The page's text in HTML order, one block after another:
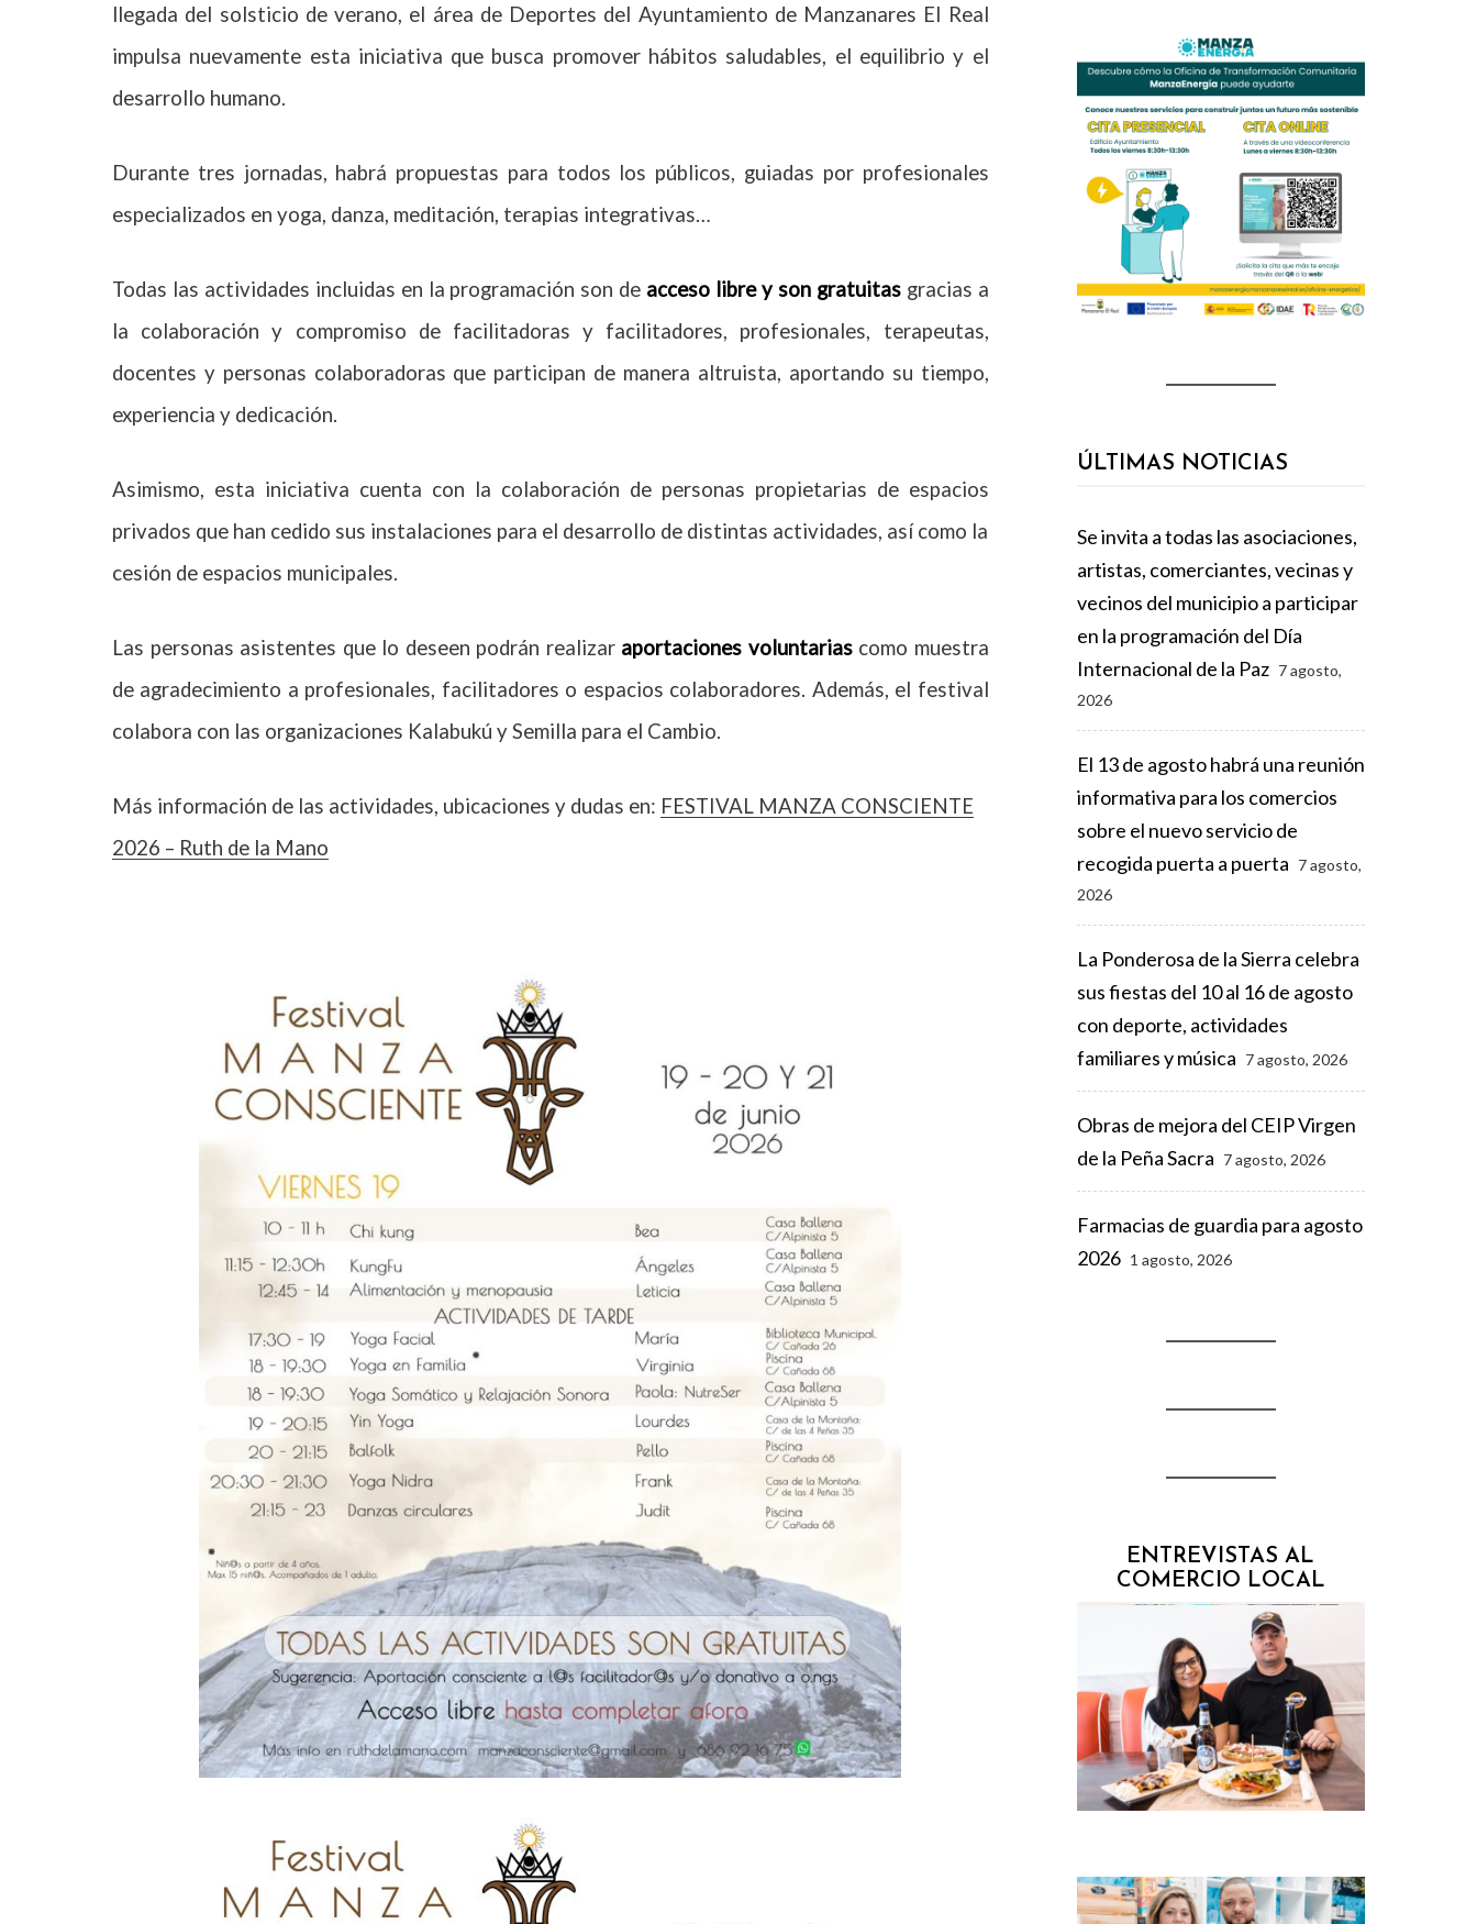
llegada del solsticio de verano, el área de Deportes del Ayuntamiento de Manzanares El Real
impulsa nuevamente esta iniciativa que busca promover hábitos saludables, el equilibrio y el
desarrollo humano.
Durante tres jornadas, habrá propuestas para todos los públicos, guiadas por profesionales
especializados en yoga, danza, meditación, terapias integrativas…
Todas las actividades incluidas en la programación son de acceso libre y son gratuitasgracias a
la colaboración y compromiso de facilitadoras y facilitadores, profesionales, terapeutas,
docentes y personas colaboradoras que participan de manera altruista, aportando su tiempo,
experiencia y dedicación.
Asimismo, esta iniciativa cuenta con la colaboración de personas propietarias de espacios
privados que han cedido sus instalaciones para el desarrollo de distintas actividades, así como la
cesión de espacios municipales.
Las personas asistentes que lo deseen podrán realizar aportaciones voluntariascomo muestra
de agradecimiento a profesionales, facilitadores o espacios colaboradores. Además, el festival
colabora con las organizaciones Kalabukú y Semilla para el Cambio.
Más información de las actividades, ubicaciones y dudas en: FESTIVAL MANZA CONSCIENTE
2026 – Ruth de la Mano
ÚLTIMAS NOTICIAS
Se invita a todas las asociaciones,
artistas, comerciantes, vecinas y
vecinos del municipio a participar
en la programación del Día
Internacional de la Paz 7 agosto,
2026
El 13 de agosto habrá una reunión
informativa para los comercios
sobre el nuevo servicio de
recogida puerta a puerta 7 agosto,
2026
La Ponderosa de la Sierra celebra
sus fiestas del 10 al 16 de agosto
con deporte, actividades
familiares y música 7 agosto, 2026
Obras de mejora del CEIP Virgen
de la Peña Sacra 7 agosto, 2026
Farmacias de guardia para agosto
2026 1 agosto, 2026
ENTREVISTAS AL
COMERCIO LOCAL